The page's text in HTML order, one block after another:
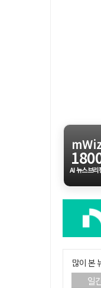
AI 뉴스브리
많이 본
일